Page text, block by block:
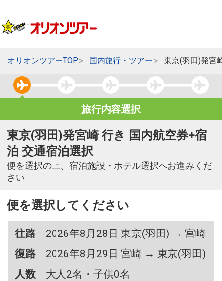
オリオンツアーTOP 国内旅行・ツアー 東京(羽田)発宮
旅行内容選択
東京(羽田)発宮崎 行き 国内航空券+宿
泊 交通宿泊選択
便を選択の上、宿泊施設・ホテル選択へお進みくだ
さい
便を選択してください
往路
2026年8月28日 東京(羽田) → 宮崎
復路
2026年8月29日 宮崎 → 東京(羽田)
人数
大人2名・子供0名